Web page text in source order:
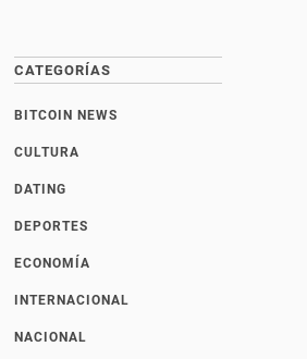
CATEGORÍAS
BITCOIN NEWS
CULTURA
DATING
DEPORTES
ECONOMÍA
INTERNACIONAL
NACIONAL